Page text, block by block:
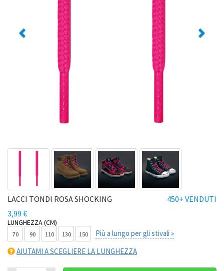
450+ VENDUTI
LACCI TONDI ROSA SHOCKING
3,99 €
LUNGHEZZA (CM)
70 90 110 130 150
Più a lungo per gli stivali »
AIUTAMI A SCEGLIERE LA LUNGHEZZA